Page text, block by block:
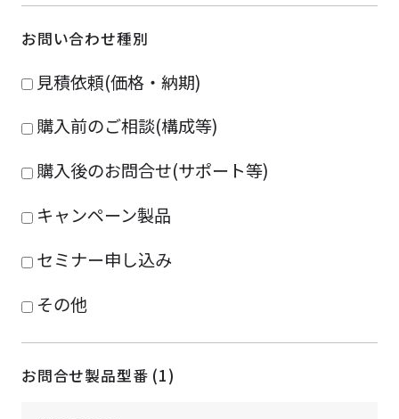
お問い合わせ種別
見積依頼(価格・納期)
購入前のご相談(構成等)
購入後のお問合せ(サポート等)
キャンペーン製品
セミナー申し込み
その他
お問合せ製品型番 (1)